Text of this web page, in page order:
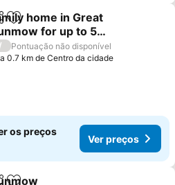
Adicionar aos favoritos
home in Great
for up to 5
preços
/
Pontuação não disponível
a 0.7 km de Centro da cidade
os preços
Ver preços